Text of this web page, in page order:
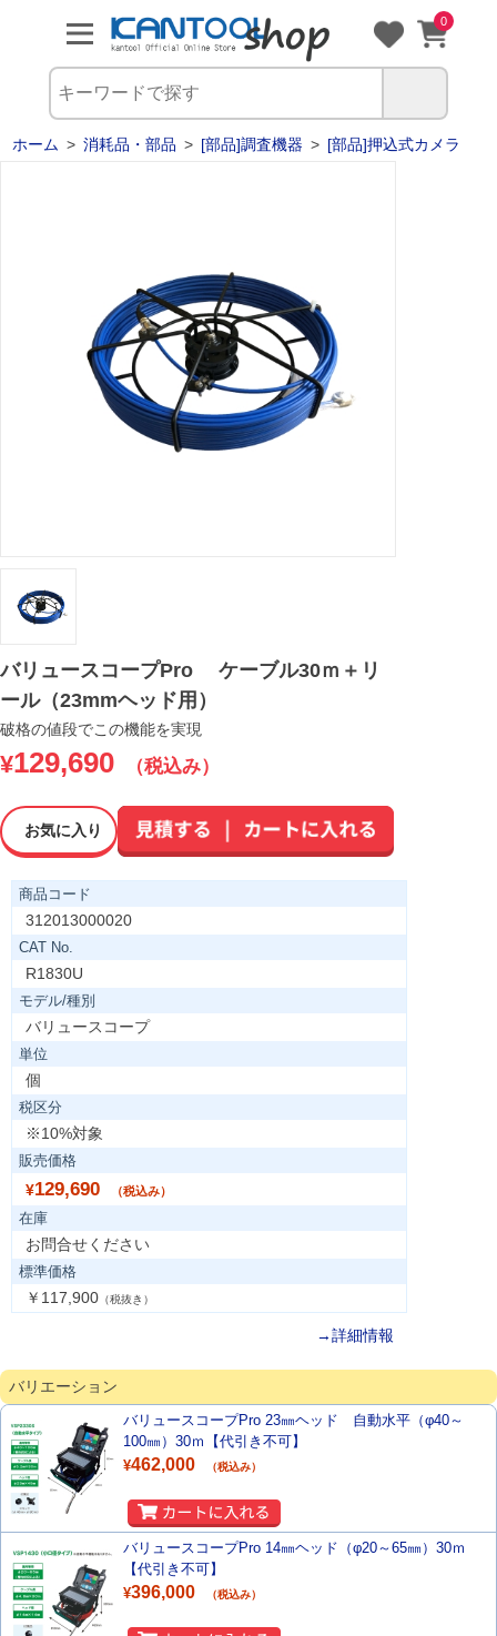
0
ホーム > 消耗品・部品 > [部品]調査機器 > [部品]押込式カメラ
バリュースコープPro ケーブル30ｍ＋リ
ール（23mmヘッド用）
破格の値段でこの機能を実現
¥129,690 （税込み）
お気に入り
商品コード
312013000020
CAT No.
R1830U
モデル/種別
バリュースコープ
単位
個
税区分
※10%対象
販売価格
¥129,690 （税込み）
在庫
お問合せください
標準価格
￥117,900 （税抜き）
→詳細情報
バリエーション
バリュースコープPro 23㎜ヘッド 自動水平（φ40～
100㎜）30ｍ【代引き不可】
¥462,000 （税込み）
バリュースコープPro 14㎜ヘッド（φ20～65㎜）30ｍ
【代引き不可】
¥396,000 （税込み）